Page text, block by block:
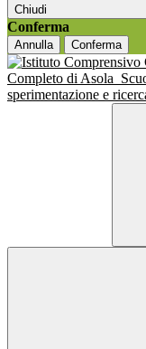
Chiudi
Conferma
Annulla Conferma
Completo di Asola
sperimentazione e